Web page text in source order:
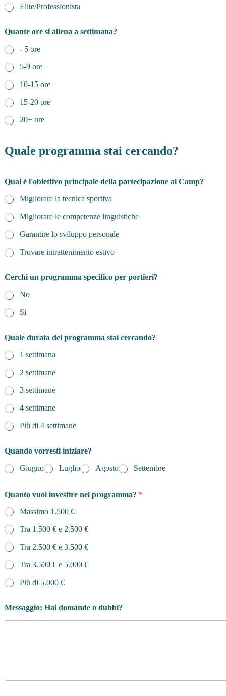
Elite/Professionista
Quante ore si allena a settimana?
- 5 ore
5-9 ore
10-15 ore
15-20 ore
20+ ore
e
t
m
a
n
a
?
*
Quale programma stai cercando?
Qual è l'obiettivo principale della partecipazione al Camp?
Migliorare la tecnica sportiva
Migliorare le competenze linguistiche
Garantire lo sviluppo personale
Trovare intrattenimento estivo
Cerchi un programma specifico per portieri?
No
Sì
Quale durata del programma stai cercando?
1 settimana
2 settimane
3 settimane
4 settimane
Più di 4 settimane
Quando vorresti iniziare?
Giugno
Luglio Agosto Settembre
Quanto vuoi investire nel programma? *
Massimo 1.500 €
Tra 1.500 € e 2.500 €
Tra 2.500 € e 3.500 €
Tra 3.500 € e 5.000 €
Più di 5.000 €
Messaggio: Hai domande o dubbi?